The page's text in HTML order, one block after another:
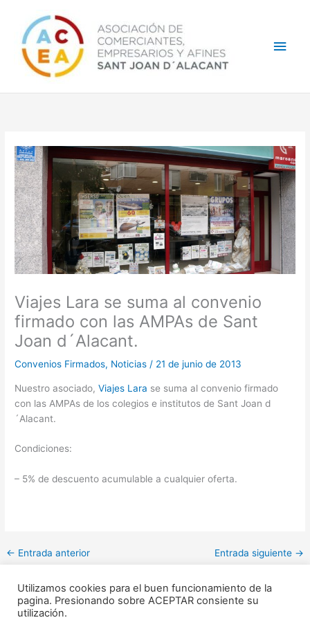
contenido
Viajes Lara se suma al convenio
firmado con las AMPAs de Sant
Joan d´Alacant.
Convenios Firmados, Noticias / 21 de junio de 2013
Nuestro asociado,Viajes Lara se suma al convenio firmado
con las AMPAs de los colegios e institutos de Sant Joan d
´Alacant.
Condiciones:
– 5% de descuento acumulable a cualquier oferta.
← Entrada anterior Entrada siguiente →
Utilizamos cookies para el buen funcionamiento de la
pagina. Presionando sobre ACEPTAR consiente su
utilización.